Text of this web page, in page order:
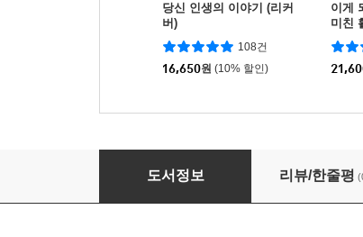
당신 인생의 이야기 (리커
버)
108건
16,650원 (10% 할인)
이게
미친
가구야 공주 이야기
도서정보 리뷰/한줄평